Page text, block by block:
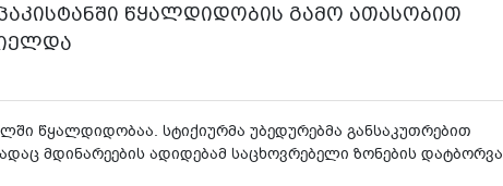
წყალდიდობის გამო ათასობით
წყალდიდობაა. სტიქიურმა უბედურებმა განსაკუთრებით
მდინარეების ადიდებამ საცხოვრებელი ზონების დატბორვა